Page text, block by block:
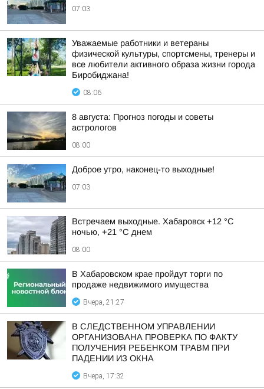
07:03
Уважаемые работники и ветераны
физической культуры, спортсмены, тренеры и
все любители активного образа жизни города
Биробиджана!
08:06
8 августа: Прогноз погоды и советы
астрологов
08:00
Доброе утро, наконец-то выходные!
07:03
Встречаем выходные. Хабаровск +12 °C
ночью, +21 °C днем
08:00
В Хабаровском крае пройдут торги по
продаже недвижимого имущества
Вчера, 21:27
В СЛЕДСТВЕННОМ УПРАВЛЕНИИ
ОРГАНИЗОВАНА ПРОВЕРКА ПО ФАКТУ
ПОЛУЧЕНИЯ РЕБЕНКОМ ТРАВМ ПРИ
ПАДЕНИИ ИЗ ОКНА
Вчера, 17:32